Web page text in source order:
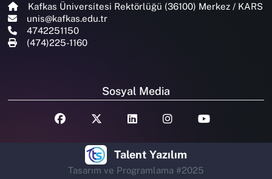
Kafkas Üniversitesi Rektörlüğü (36100) Merkez / KARS
unis@kafkas.edu.tr
4742251150
(474)225-1160
Sosyal Media
Talent Yazılım
Tasarım ve Programlama #2025